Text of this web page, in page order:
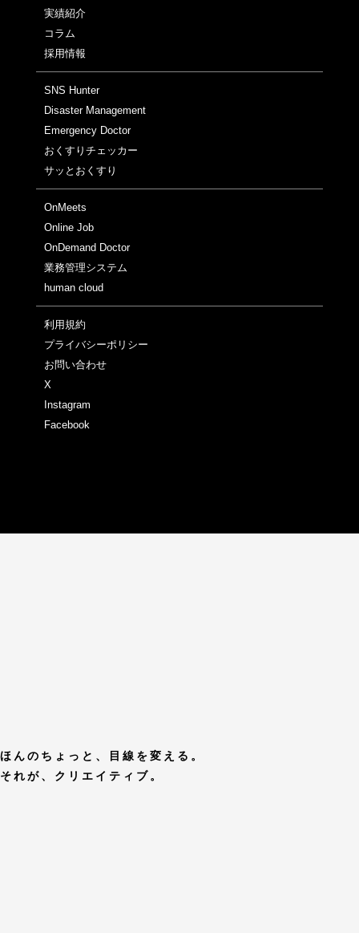
実績紹介
コラム
採用情報
SNS Hunter
Disaster Management
Emergency Doctor
おくすりチェッカー
サッとおくすり
OnMeets
Online Job
OnDemand Doctor
業務管理システム
human cloud
利用規約
プライバシーポリシー
お問い合わせ
X
Instagram
Facebook
ほんのちょっと、目線を変える。
それが、クリエイティブ。